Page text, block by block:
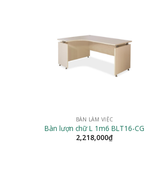
BÀN LÀM VIỆC
Bàn lượn chữ L 1m6 BLT16-CG
2,218,000₫